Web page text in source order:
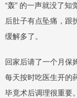
“轰” 的一声就没了
后肚子有点坠痛，跟
缓解多了。
回家后请了一个月保
每天按时吃医生开的
毕竟术后调理很重要。